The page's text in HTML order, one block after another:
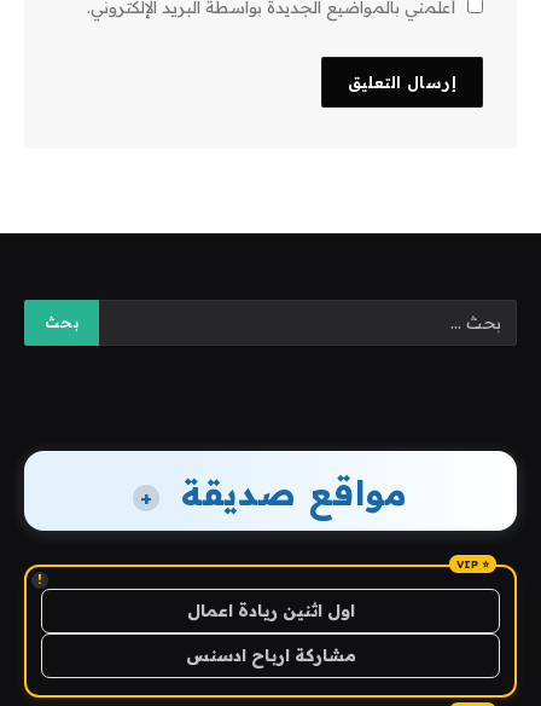
أعلمني بالمواضيع الجديدة بواسطة البريد الإلكتروني.
مواقع صديقة +
!
اول اثنين ريادة اعمال
مشاركة ارباح ادسنس